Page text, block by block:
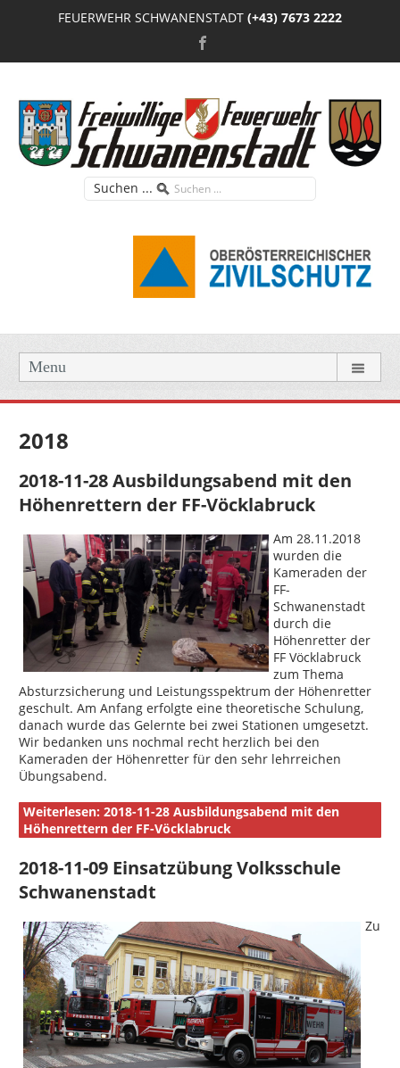
FEUERWEHR SCHWANENSTADT (+43) 7673 2222
Suchen ...
Menu
2018
2018-11-28 Ausbildungsabend mit den
Höhenrettern der FF-Vöcklabruck
Am 28.11.2018
wurden die
Kameraden der
FF-
Schwanenstadt
durch die
Höhenretter der
FF Vöcklabruck
zum Thema
Absturzsicherung und Leistungsspektrum der Höhenretter
geschult. Am Anfang erfolgte eine theoretische Schulung,
danach wurde das Gelernte bei zwei Stationen umgesetzt.
Wir bedanken uns nochmal recht herzlich bei den
Kameraden der Höhenretter für den sehr lehrreichen
Übungsabend.
Weiterlesen: 2018-11-28 Ausbildungsabend mit den
Höhenrettern der FF-Vöcklabruck
2018-11-09 Einsatzübung Volksschule
Schwanenstadt
Zu